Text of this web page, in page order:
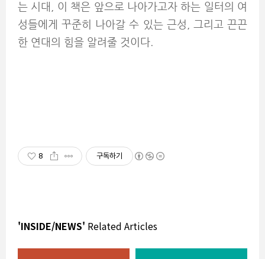
는 시대, 이 책은 앞으로 나아가고자 하는 일터의 여
성들에게 꾸준히 나아갈 수 있는 근성, 그리고 끈끈
한 연대의 힘을 알려줄 것이다.
8 구독하기
'INSIDE/NEWS' Related Articles